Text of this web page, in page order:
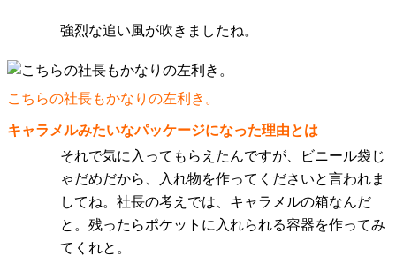
強烈な追い風が吹きましたね。
こちらの社長もかなりの左利き。
キャラメルみたいなパッケージになった理由とは
それで気に入ってもらえたんですが、ビニール袋じ
ゃだめだから、入れ物を作ってくださいと言われま
してね。社長の考えでは、キャラメルの箱なんだ
と。残ったらポケットに入れられる容器を作ってみ
てくれと。